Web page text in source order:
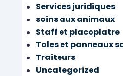
Services juridiques
soins aux animaux
Staff et placoplatre
Toles et panneaux
Traiteurs
Uncategorized